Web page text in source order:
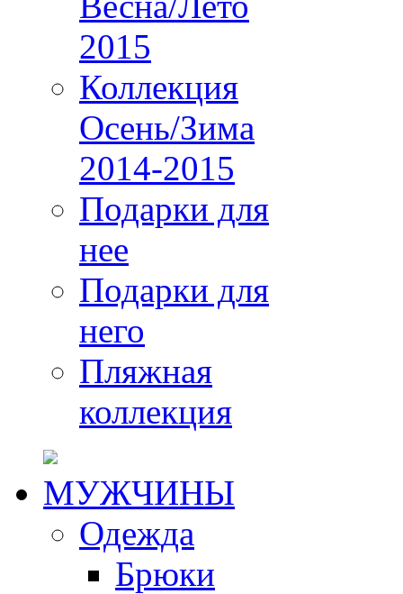
2015
Коллекция
Осень/Зима
2014-2015
Подарки для
нее
Подарки для
него
Пляжная
коллекция
МУЖЧИНЫ
Одежда
Брюки